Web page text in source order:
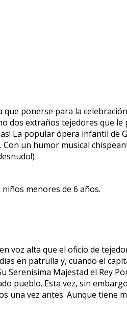
ponerse para la
dos extraños tejedores que
La popular ópera infantil de
un humor musical
menores de 6 años.
voz alta que el oficio de
en patrulla y, cuando el
Serenísima Majestad el Rey
pueblo. Esta vez, sin
una vez antes. Aunque tiene